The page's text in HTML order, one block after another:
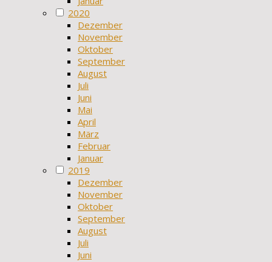
2020
Dezember
November
Oktober
September
August
Juli
Juni
Mai
April
März
Februar
Januar
2019
Dezember
November
Oktober
September
August
Juli
Juni